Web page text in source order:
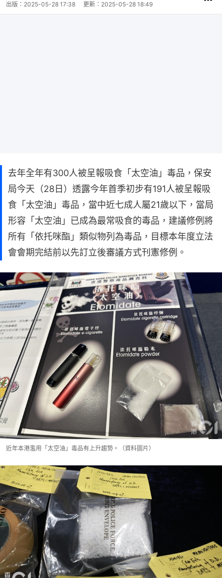
出版： 2025-05-28 17:38 更新： 2025-05-28 18:49
去年全年有300人被呈報吸食「太空油」毒品，保安
局今天（28日）透露今年首季初步有191人被呈報吸
食「太空油」毒品，當中近七成人屬21歲以下，當局
形容「太空油」已成為最常吸食的毒品，建議修例將
所有「依托咪酯」類似物列為毒品，目標本年度立法
會會期完結前以先訂立後審議方式刊憲修例。
近年本港濫用「太空油」毒品有上升趨勢。（資料圖片）